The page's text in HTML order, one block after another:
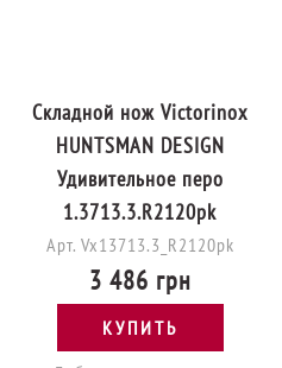
Складной нож Victorinox
HUNTSMAN DESIGN
Удивительное перо
1.3713.3.R2120pk
Арт. Vx13713.3_R2120pk
3 486 грн
КУПИТЬ